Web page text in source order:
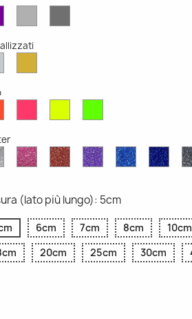
OpacoChiaroScuro
MetallizzatoMetallizzato
Fluo
Fluo
Fluo
Fluo
Diamante
Glitter
Rosa
Glitter
Rosso
Glitter
Viola
Glitter
Blu
Zaffiro
Blu
(lato più lungo): 5cm
6cm 7cm 8cm 10cm
20cm 25cm 30cm